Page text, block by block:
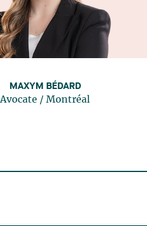
MAXYM BÉDARD
Avocate / Montréal